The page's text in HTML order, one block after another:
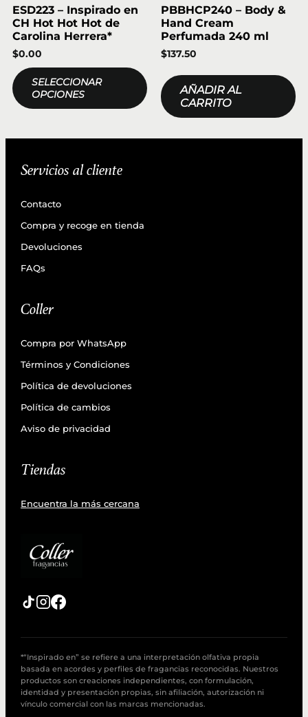
ESD223 – Inspirado en
CH Hot Hot Hot de
Carolina Herrera*
$0.00
SELECCIONAR
OPCIONES
PBBHCP240 – Body &
Hand Cream
Perfumada 240 ml
$137.50
AÑADIR AL
CARRITO
Servicios al cliente
Contacto
Compra y recoge en tienda
Devoluciones
FAQs
Coller
Compra por WhatsApp
Términos y Condiciones
Política de devoluciones
Política de cambios
Aviso de privacidad
Tiendas
Encuentra la más cercana
*“Inspirado en” se refiere a una interpretación olfativa propia
basada en acordes y perfiles de fragancias reconocidas. Nuestros
productos son creaciones independientes, con formulación,
identidad y presentación propias, sin afiliación, autorización ni
vínculo comercial con las marcas mencionadas.